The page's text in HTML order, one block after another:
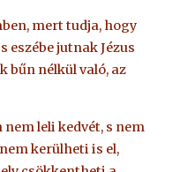
mert tudja, hogy
eszébe jutnak Jézus
bűn nélkül való, az
leli kedvét, s nem
kerülheti is el,